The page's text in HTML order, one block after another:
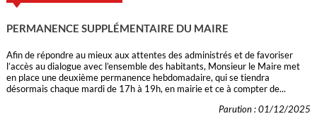
PERMANENCE SUPPLÉMENTAIRE DU MAIRE
Afin de répondre au mieux aux attentes des administrés et de favoriser
l’accès au dialogue avec l’ensemble des habitants, Monsieur le Maire met
en place une deuxième permanence hebdomadaire, qui se tiendra
désormais chaque mardi de 17h à 19h, en mairie et ce à compter de...
Parution : 01/12/2025